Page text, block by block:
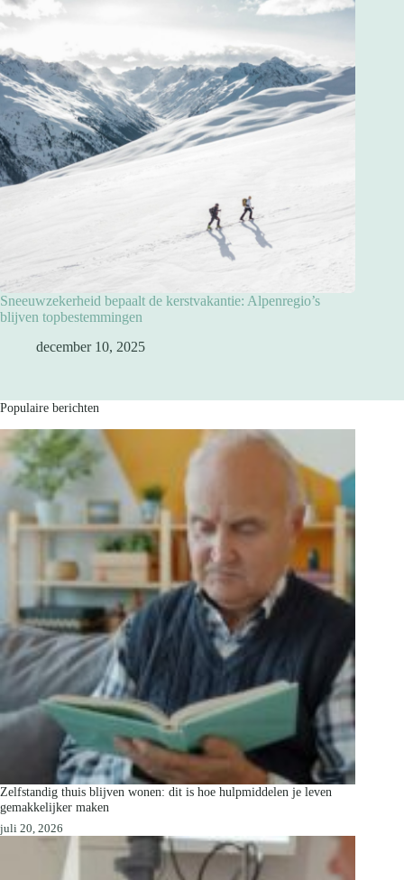
Sneeuwzekerheid bepaalt de kerstvakantie: Alpenregio’s
blijven topbestemmingen
december 10, 2025
Populaire berichten
Zelfstandig thuis blijven wonen: dit is hoe hulpmiddelen je leven
gemakkelijker maken
juli 20, 2026